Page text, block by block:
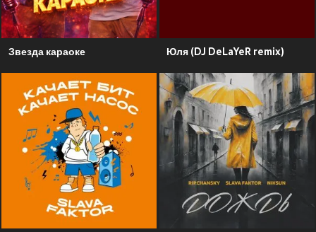
Звезда караоке Юля (DJ DeLaYeR remix)